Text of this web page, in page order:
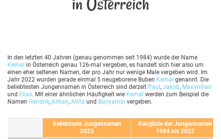
In den letzten 40 Jahren (genau genommen seit 1984) wurde der Name
Kemal in Österreich genau 126-mal vergeben, es handelt sich hier also um
einen eher seltenen Namen, der pro Jahr nur wenige Male vergeben wird. Im
Jahr 2022 wurden gerade einmal 5 neugeborene Buben Kemal genannt. Die
beliebtesten Jungennamen in Österreich sind derzeit Paul , Jakob, Maximilian
und Elias. Mit einer ähnlichen Häufigkeit wie Kemal werden zum Beispiel die
Namen Hendrik, Killian, Atilla und Bünyamin vergeben.
Beliebteste Jungennamen
2023
Rangliste der Jungennamen
1984 bis 2023